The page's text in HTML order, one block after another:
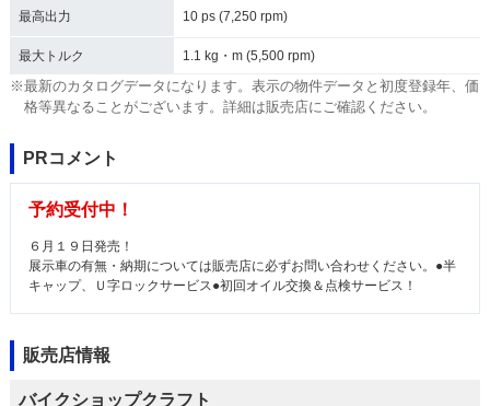
最高出力 10 ps (7,250 rpm)
最大トルク 1.1 kg・m (5,500 rpm)
※最新のカタログデータになります。表示の物件データと初度登録年、価
格等異なることがございます。詳細は販売店にご確認ください。
PRコメント
予約受付中！
６月１９日発売！
展示車の有無・納期については販売店に必ずお問い合わせください。●半
キャップ、Ｕ字ロックサービス●初回オイル交換＆点検サービス！
販売店情報
バイクショップクラフト